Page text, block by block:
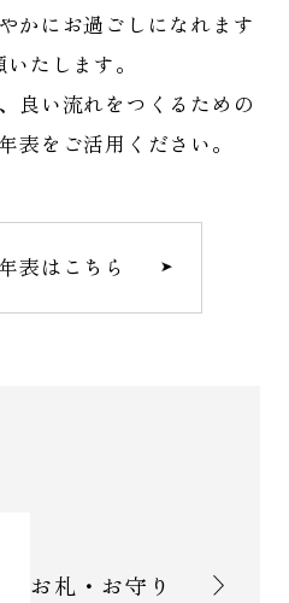
かにお過ごしになれます
たします。
良い流れをつくるための
表をご活用ください。
表はこちら
お札・お守り